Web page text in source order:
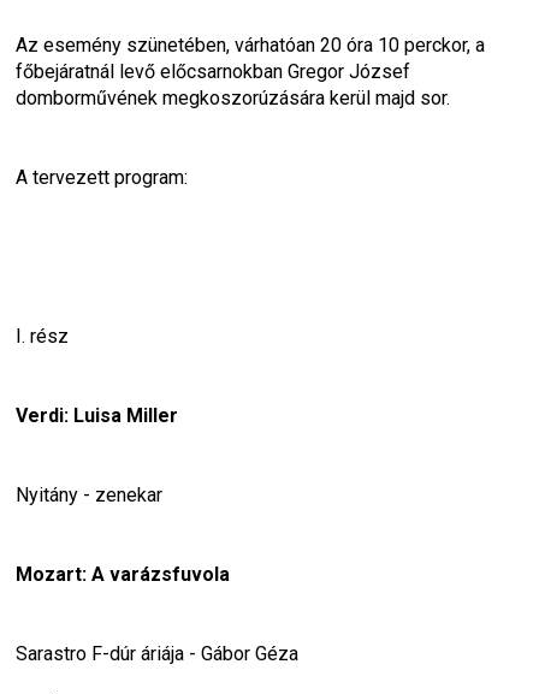
Az esemény szünetében, várhatóan 20 óra 10 perckor, a
főbejáratnál levő előcsarnokban Gregor József
domborművének megkoszorúzására kerül majd sor.
A tervezett program:
I. rész
Verdi: Luisa Miller
Nyitány - zenekar
Mozart: A varázsfuvola
Sarastro F-dúr áriája - Gábor Géza